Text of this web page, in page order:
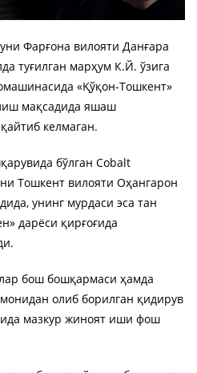
Фарғона вилояти Данғара
туғилган марҳум К.Й. ўзига
«Қўқон-Тошкент»
мақсадида яшаш
келмаган.
бўлган Cobalt
Тошкент вилояти Оҳангарон
унинг мурдаси эса тан
дарёси қирғоғида
бош бошқармаси ҳамда
олиб борилган қидирув
мазкур жиноят иши фош